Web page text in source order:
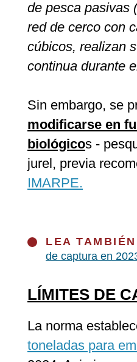
de pesca pasivas
red de cerco con
cúbicos, realizan
continua durante
Sin embargo, se
modificarse en
biológicos -
jurel, previa
IMARPE.
LEA
de captura en
LÍMITES DE
La norma
toneladas para